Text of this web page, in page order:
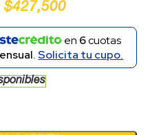
$427,500
en 6cuotas
Solicita tu cupo.